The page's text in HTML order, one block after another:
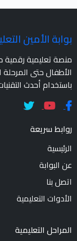
بوابة الأمين
منصة تعليمية
الأطفال حتى المرحلة
باستخدام أحدث
روابط سريعة
الرئيسية
عن البوابة
اتصل بنا
الأدوات التعليمية
المراحل التعليمية